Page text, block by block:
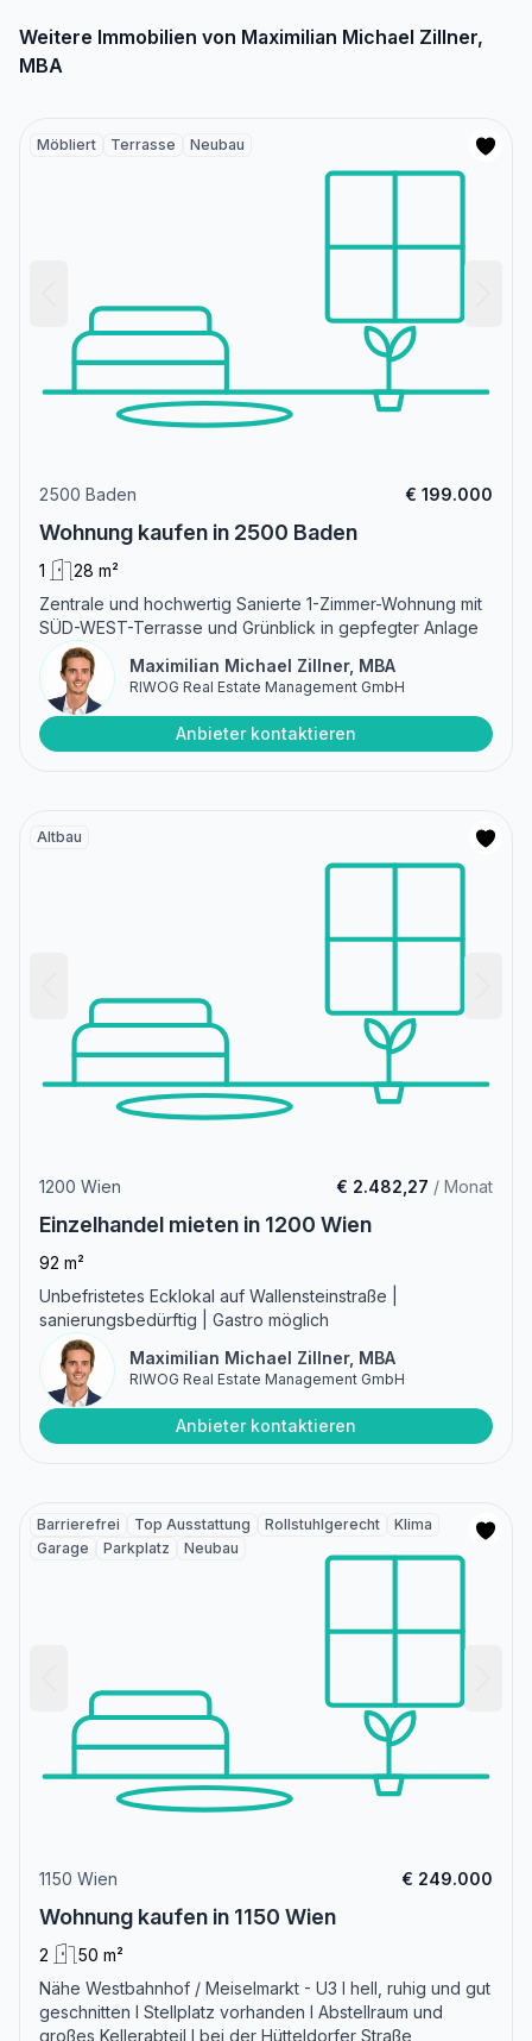
Weitere Immobilien von Maximilian Michael Zillner,
MBA
Möbliert Terrasse Neubau
2500 Baden € 199.000
Wohnung kaufen in 2500 Baden
1
28 m²
Zentrale und hochwertig Sanierte 1-Zimmer-Wohnung mit
SÜD-WEST-Terrasse und Grünblick in gepfegter Anlage
Maximilian Michael Zillner, MBA
RIWOG Real Estate Management GmbH
Anbieter kontaktieren
Altbau
1200 Wien € 2.482,27 / Monat
Einzelhandel mieten in 1200 Wien
92 m²
Unbefristetes Ecklokal auf Wallensteinstraße |
sanierungsbedürftig | Gastro möglich
Maximilian Michael Zillner, MBA
RIWOG Real Estate Management GmbH
Anbieter kontaktieren
Barrierefrei Top Ausstattung Rollstuhlgerecht
Klima
Garage
Parkplatz Neubau
1150 Wien € 249.000
Wohnung kaufen in 1150 Wien
2
50 m²
Nähe Westbahnhof / Meiselmarkt - U3 I hell, ruhig und gut
geschnitten I Stellplatz vorhanden I Abstellraum und
großes Kellerabteil I bei der Hütteldorfer Straße